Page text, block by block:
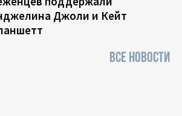
Джоли и Кейт
ВСЕ НОВОСТИ